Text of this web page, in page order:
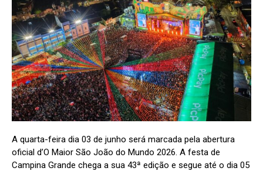
A quarta-feira dia 03 de junho será marcada pela abertura
oficial d’O Maior São João do Mundo 2026. A festa de
Campina Grande chega a sua 43ª edição e segue até o dia 05